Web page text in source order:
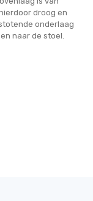
droog en
onderlaag
naar de stoel.